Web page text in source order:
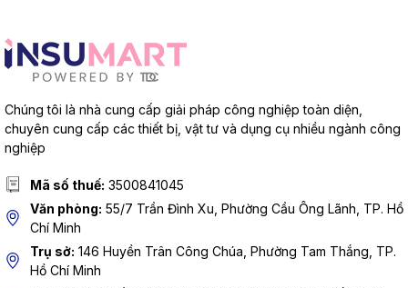
Chúng tôi là nhà cung cấp giải pháp công nghiệp toàn diện,
chuyên cung cấp các thiết bị, vật tư và dụng cụ nhiều ngành công
nghiệp
Mã số thuế: 3500841045
Văn phòng: 55/7 Trần Đình Xu, Phường Cầu Ông Lãnh, TP. Hồ
Chí Minh
Trụ sở: 146 Huyền Trân Công Chúa, Phường Tam Thắng, TP.
Hồ Chí Minh